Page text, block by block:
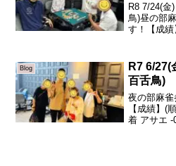
R8 7/24(金
鳥)昼の部
す！【成
プは小...
Blog
R7 6/27(
百舌鳥)
夜の部麻雀
【成績】(
着 アサエ -